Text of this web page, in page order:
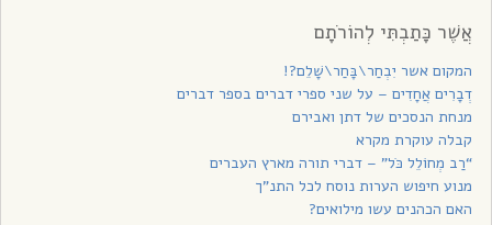
אֲשֶׁר כָּתַבְתִּי לְהוֹרֹתָם
המקום אשר יִבְחַר\בָּחַר\שָׁלֵם?!
דְבָרִים אֲחָדִים – על שני ספרי דברים בספר דברים
מנחת הנסכים של דתן ואבירם
קבלה עוקרת מקרא
“רַב מְחוֹלֵל כֹּל” – דברי תורה מארץ העברים
מנוע חיפוש הערות נוסח לכל התנ”ך
האם הכהנים עשו מילואים?